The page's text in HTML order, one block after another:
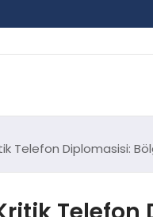
Telefon Diplomasisi: